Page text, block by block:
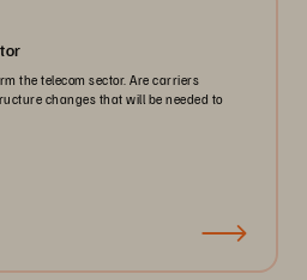
the telecom sector. Are carriers
changes that will be needed to